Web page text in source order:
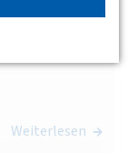
Weiterlesen